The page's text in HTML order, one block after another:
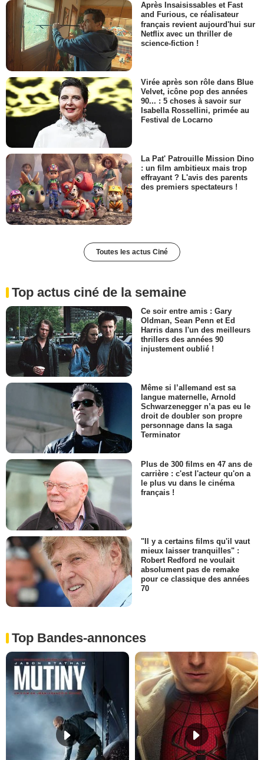
Après Insaisissables et Fast
and Furious, ce réalisateur
français revient aujourd'hui sur
Netflix avec un thriller de
science-fiction !
Virée après son rôle dans Blue
Velvet, icône pop des années
90... : 5 choses à savoir sur
Isabella Rossellini, primée au
Festival de Locarno
La Pat' Patrouille Mission Dino
: un film ambitieux mais trop
effrayant ? L'avis des parents
des premiers spectateurs !
Toutes les actus Ciné
Top actus ciné de la semaine
Ce soir entre amis : Gary
Oldman, Sean Penn et Ed
Harris dans l'un des meilleurs
thrillers des années 90
injustement oublié !
Même si l’allemand est sa
langue maternelle, Arnold
Schwarzenegger n’a pas eu le
droit de doubler son propre
personnage dans la saga
Terminator
Plus de 300 films en 47 ans de
carrière : c'est l'acteur qu'on a
le plus vu dans le cinéma
français !
"Il y a certains films qu'il vaut
mieux laisser tranquilles" :
Robert Redford ne voulait
absolument pas de remake
pour ce classique des années
70
Top Bandes-annonces